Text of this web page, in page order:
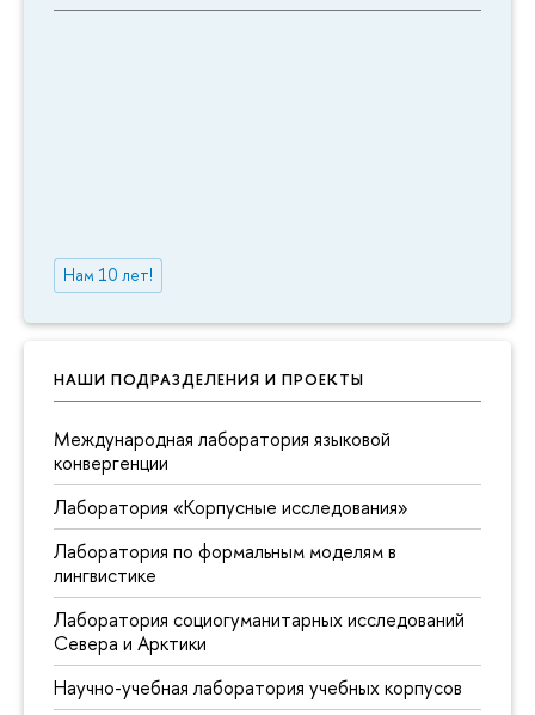
Нам 10 лет!
НАШИ ПОДРАЗДЕЛЕНИЯ И ПРОЕКТЫ
Международная лаборатория языковой
конвергенции
Лаборатория «Корпусные исследования»
Лаборатория по формальным моделям в
лингвистике
Лаборатория социогуманитарных исследований
Севера и Арктики
Научно-учебная лаборатория учебных корпусов